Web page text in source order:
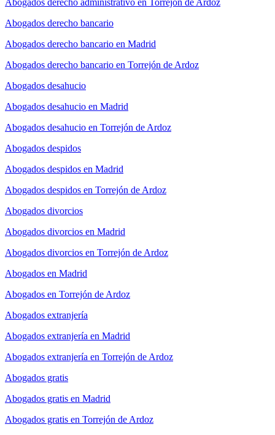
Abogados derecho bancario
Abogados derecho bancario en Madrid
Abogados derecho bancario en Torrejón de Ardoz
Abogados desahucio
Abogados desahucio en Madrid
Abogados desahucio en Torrejón de Ardoz
Abogados despidos
Abogados despidos en Madrid
Abogados despidos en Torrejón de Ardoz
Abogados divorcios
Abogados divorcios en Madrid
Abogados divorcios en Torrejón de Ardoz
Abogados en Madrid
Abogados en Torrejón de Ardoz
Abogados extranjería
Abogados extranjería en Madrid
Abogados extranjería en Torrejón de Ardoz
Abogados gratis
Abogados gratis en Madrid
Abogados gratis en Torrejón de Ardoz